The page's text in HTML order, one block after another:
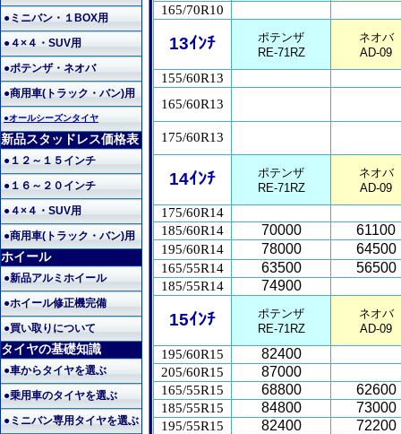
●ミニバン・１BOX用
●４×４・SUV用
●ポテンザ・ネオバ
●商用車(トラック・バン)用
●オールシーズンタイヤ
新品スタッドレス価格表
●１２～１５インチ
●１６～２０インチ
●４×４・SUV用
●商用車(トラック・バン)用
ホイール
●新品アルミホイール
●ホイール修正機完備
●買い取りについて
タイヤの基礎知識
●車からタイヤを選ぶ
●乗用車のタイヤを選ぶ
●ミニバン専用タイヤを選ぶ
165/70R10
13ｲﾝﾁ
ポテンザ
RE-71RZ
ネオバ
AD-09
155/60R13
165/60R13
175/60R13
14ｲﾝﾁ
ポテンザ
RE-71RZ
ネオバ
AD-09
175/60R14
185/60R14
70000 61100
195/60R14 78000 64500
165/55R14 63500 56500
185/55R14 74900
15ｲﾝﾁ
ポテンザ
RE-71RZ
ネオバ
AD-09
195/60R15 82400
205/60R15 87000
165/55R15 68800 62600
185/55R15 84800 73000
195/55R15 82400 72200